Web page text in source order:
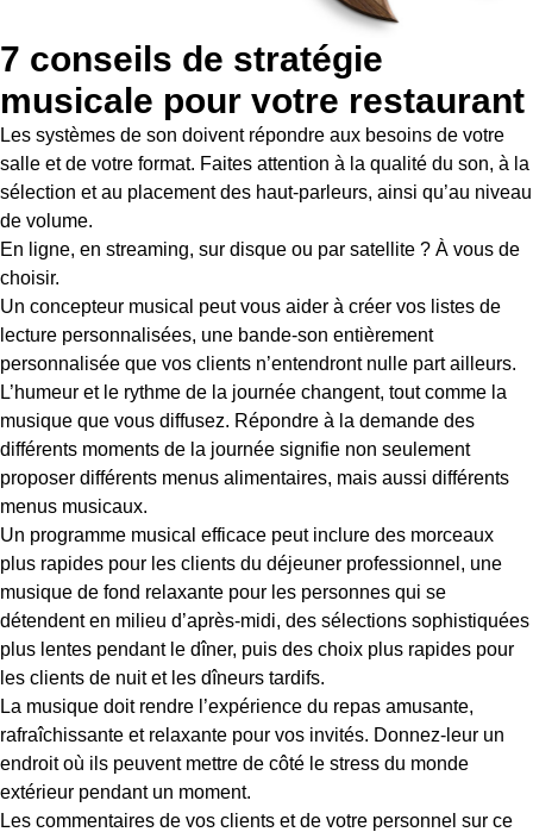
7 conseils de stratégie
musicale pour votre restaurant
Les systèmes de son doivent répondre aux besoins de votre
salle et de votre format. Faites attention à la qualité du son, à la
sélection et au placement des haut-parleurs, ainsi qu’au niveau
de volume.
En ligne, en streaming, sur disque ou par satellite ? À vous de
choisir.
Un concepteur musical peut vous aider à créer vos listes de
lecture personnalisées, une bande-son entièrement
personnalisée que vos clients n’entendront nulle part ailleurs.
L’humeur et le rythme de la journée changent, tout comme la
musique que vous diffusez. Répondre à la demande des
différents moments de la journée signifie non seulement
proposer différents menus alimentaires, mais aussi différents
menus musicaux.
Un programme musical efficace peut inclure des morceaux
plus rapides pour les clients du déjeuner professionnel, une
musique de fond relaxante pour les personnes qui se
détendent en milieu d’après-midi, des sélections sophistiquées
plus lentes pendant le dîner, puis des choix plus rapides pour
les clients de nuit et les dîneurs tardifs.
La musique doit rendre l’expérience du repas amusante,
rafraîchissante et relaxante pour vos invités. Donnez-leur un
endroit où ils peuvent mettre de côté le stress du monde
extérieur pendant un moment.
Les commentaires de vos clients et de votre personnel sur ce